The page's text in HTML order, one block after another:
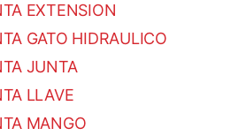
EXTENSION
GATO HIDRAULICO
JUNTA
LLAVE
MANGO